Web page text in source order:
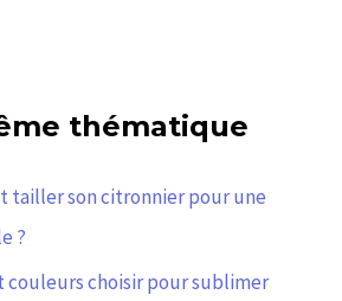
thématique
tailler son citronnier pour une
?
couleurs choisir pour sublimer